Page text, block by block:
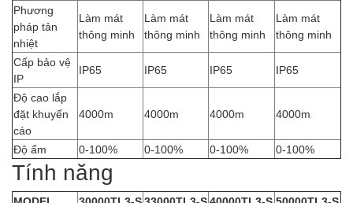
Phương
pháp tản
nhiệt
Làm mát
thông minh
Làm mát
thông minh
Làm mát
thông minh
Làm mát
thông minh
Cấp bảo vệ
IP
IP65 IP65 IP65 IP65
Độ cao lắp
đặt khuyến
cáo
4000m 4000m 4000m 4000m
Độ ẩm 0-100% 0-100% 0-100% 0-100%
Tính năng